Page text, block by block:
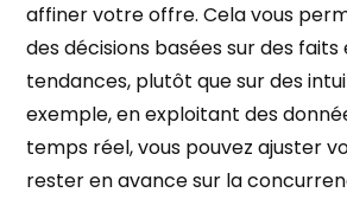
affiner votre offre. Cela vous
des décisions basées sur des faits
tendances, plutôt que sur des
exemple, en exploitant des
temps réel, vous pouvez ajuster
rester en avance sur la